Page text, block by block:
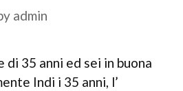
admin
di 35 anni ed sei in buona
Indi i 35 anni, l’